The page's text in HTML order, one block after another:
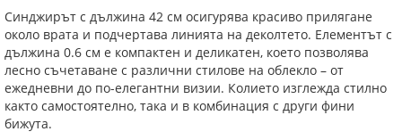
Синджирът с дължина 42 см осигурява красиво прилягане
около врата и подчертава линията на деколтето. Елементът с
дължина 0.6 см е компактен и деликатен, което позволява
лесно съчетаване с различни стилове на облекло – от
ежедневни до по-елегантни визии. Колието изглежда стилно
както самостоятелно, така и в комбинация с други фини
бижута.